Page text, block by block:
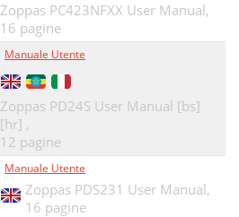
Zoppas PC423NFXX User Manual,
16 pagine
Manuale Utente
Zoppas PD24S User Manual [bs]
[hr] ,
12 pagine
Manuale Utente
Zoppas PDS231 User Manual,
16 pagine